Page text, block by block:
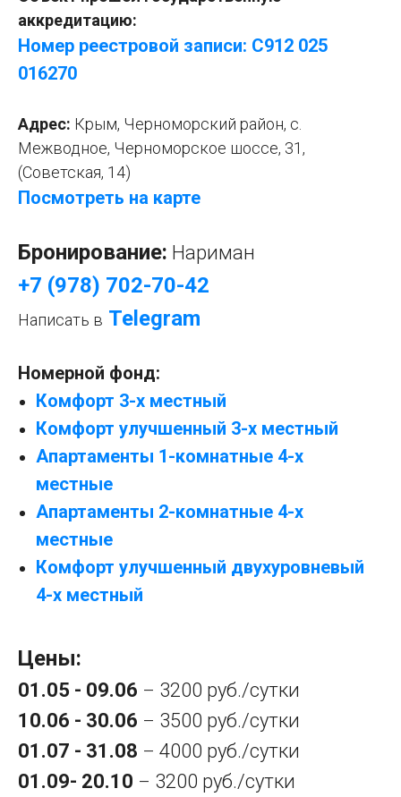
аккредитацию:
Номер реестровой записи: С912 025
016270
Адрес: Крым, Черноморский район, с.
Межводное, Черноморское шоссе, 31,
(Советская, 14)
Посмотреть на карте
Бронирование: Нариман
+7 (978) 702-70-42
Написать в Telegram
Номерной фонд:
Комфорт 3-х местный
Комфорт улучшенный 3-х местный
Апартаменты 1-комнатные 4-х
местные
Апартаменты 2-комнатные 4-х
местные
Комфорт улучшенный двухуровневый
4-х местный
Цены:
01.05 - 09.06 – 3200 руб./сутки
10.06 - 30.06 – 3500 руб./сутки
01.07 - 31.08 – 4000 руб./сутки
01.09- 20.10 – 3200 руб./сутки